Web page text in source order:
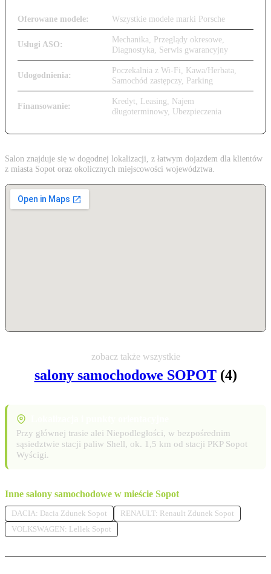
Oferowane modele: Wszystkie modele marki Porsche
Usługi ASO:
Mechanika, Przeglądy okresowe,
Diagnostyka, Serwis gwarancyjny
Udogodnienia:
Poczekalnia z Wi-Fi, Kawa/Herbata,
Samochód zastępczy, Parking
Finansowanie:
Kredyt, Leasing, Najem
długoterminowy, Ubezpieczenia
Salon znajduje się w dogodnej lokalizacji, z łatwym dojazdem dla klientów
z miasta Sopot oraz okolicznych miejscowości województwa.
zobacz także wszystkie
salony samochodowe SOPOT(4)
Przy głównej trasie alei Niepodległości, w bezpośrednim
sąsiedztwie stacji paliw Shell, ok. 1,5 km od stacji PKP Sopot
Wyścigi.
Inne salony samochodowe w mieście Sopot
DACIA: Dacia Zdunek Sopot
RENAULT: Renault Zdunek Sopot
VOLKSWAGEN: Lellek Sopot